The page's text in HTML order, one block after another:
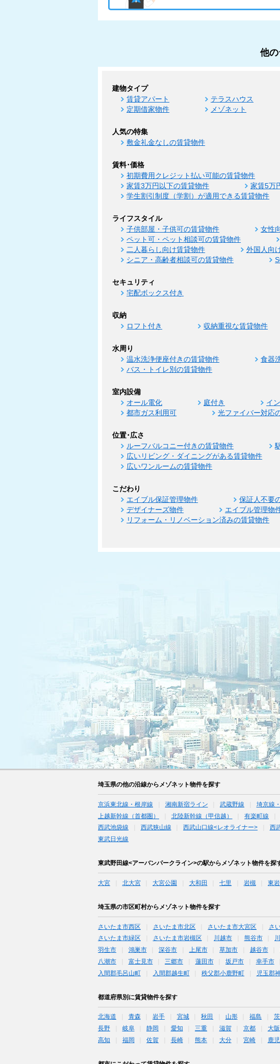
他
建物タイプ
賃貸アパート テラスハウス
定期借家物件
メゾネット
人気の特集
敷金礼金なしの賃貸物件
賃料･価格
初期費用クレジット払い可能の賃貸物件
家賃3万円以下の賃貸物件
家賃5万
学生割引制度（学割）が適用できる賃貸物件
ライフスタイル
子供部屋・子供可の賃貸物件 女性
ペット可・ペット相談可の賃貸物件
二人暮らし向け賃貸物件
外国人向
シニア・高齢者相談可の賃貸物件
セキュリティ
宅配ボックス付き
収納
ロフト付き 収納重視な賃貸物件
水周り
温水洗浄便座付きの賃貸物件 食器
バス・トイレ別の賃貸物件
室内設備
オール電化 庭付き イ
都市ガス利用可
光ファイバー対応
位置･広さ
ルーフバルコニー付きの賃貸物件
広いリビング・ダイニングがある賃貸物件
広いワンルームの賃貸物件
こだわり
エイブル保証管理物件 保証人不要
デザイナーズ物件
エイブル管理物
リフォーム・リノベーション済みの賃貸物件
埼玉県の他の沿線からメゾネット物件を探す
京浜東北線・根岸線 湘南新宿ライン 武蔵野線 埼京線
上越新幹線（首都圏）
北陸新幹線（甲信越） 有楽町線
西武池袋線
西武狭山線 西武山口線<レオライナー> 西
東武日光線
東武野田線<アーバンパークライン>の駅からメゾネット物件を探
大宮 北大宮 大宮公園 大和田 七里 岩槻 東
埼玉県の市区町村からメゾネット物件を探す
さいたま市西区 さいたま市北区 さいたま市大宮区 さ
さいたま市緑区
さいたま市岩槻区 川越市 熊谷市
羽生市
鴻巣市 深谷市 上尾市 草加市 越谷市
八潮市
富士見市 三郷市 蓮田市 坂戸市 幸手市
入間郡毛呂山町
入間郡越生町 秩父郡小鹿野町 児玉郡
都道府県別に賃貸物件を探す
北海道 青森 岩手 宮城 秋田 山形 福島
長野
岐阜 静岡 愛知 三重 滋賀 京都 大阪
高知
福岡 佐賀 長崎 熊本 大分 宮崎 鹿